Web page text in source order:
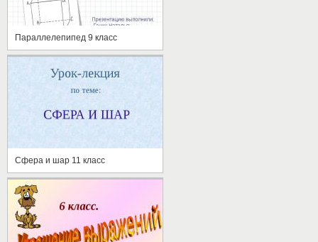
Параллелепипед 9 класс
Сфера и шар 11 класс